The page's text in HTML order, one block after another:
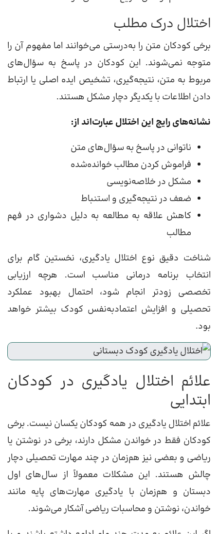
اختلال درک مطلب
برخی کودکان متن را به‌درستی می‌خوانند اما مفهوم آن را
متوجه نمی‌شوند. این کودکان در پاسخ به سؤال‌های
مربوط به متن، نتیجه‌گیری، تشخیص ایده اصلی یا ارتباط
دادن اطلاعات با یکدیگر دچار مشکل هستند.
نشانه‌های رایج این اختلال عبارت‌اند از:
ناتوانی در پاسخ به سؤال‌های متن
فراموش کردن مطالب خوانده‌شده
مشکل در خلاصه‌نویسی
ضعف در نتیجه‌گیری و استنباط
کاهش علاقه به مطالعه به دلیل دشواری در فهم
مطالب
شناخت دقیق نوع اختلال یادگیری، نخستین گام برای
انتخاب برنامه درمانی مناسب است. هرچه ارزیابی
تخصصی زودتر انجام شود، احتمال بهبود عملکرد
تحصیلی و افزایش اعتمادبه‌نفس کودک بیشتر خواهد
بود.
علائم اختلال یادگیری در کودکان
ابتدایی
علائم اختلال یادگیری در همه کودکان یکسان نیست. برخی
کودکان فقط در خواندن مشکل دارند، برخی در نوشتن یا
ریاضی و بعضی نیز هم‌زمان در چند مهارت تحصیلی دچار
چالش هستند. این مشکلات معمولاً از سال‌های اول
دبستان و هم‌زمان با یادگیری مهارت‌های پایه مانند
خواندن، نوشتن و محاسبات ریاضی آشکار می‌شوند.